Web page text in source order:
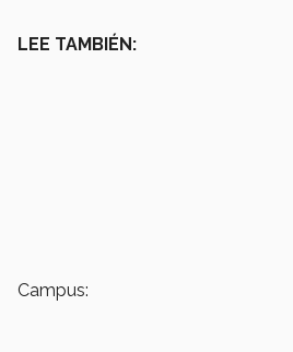
LEE TAMBIÉN:
Campus: